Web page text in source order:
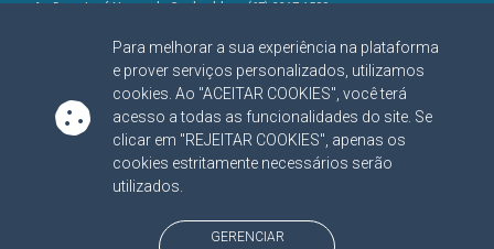
Para melhorar a sua experiência na plataforma
e prover serviços personalizados, utilizamos
cookies. Ao "ACEITAR COOKIES", você terá
acesso a todas as funcionalidades do site. Se
clicar em "REJEITAR COOKIES", apenas os
cookies estritamente necessários serão
utilizados.
GERENCIAR
Av. Des. José Nunes da Cunha, bloco
Campo Grande/MS
CEP: 79031-310
(67) 3317-1500
SIGA NOSSAS REDES SOCIAIS
Linked InYoutube
Facebook
X
BAIXE NOSSO APLICATIVO